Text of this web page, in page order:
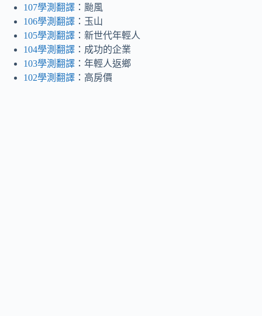
107學測翻譯 ：颱風
106學測翻譯 ：玉山
105學測翻譯 ：新世代年輕人
104學測翻譯 ：成功的企業
103學測翻譯 ：年輕人返鄉
102學測翻譯 ：高房價